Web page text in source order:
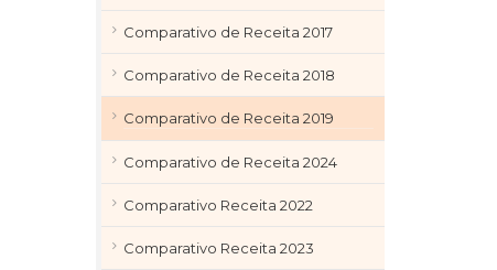
Comparativo de Receita 2017
Comparativo de Receita 2018
Comparativo de Receita 2019
Comparativo de Receita 2024
Comparativo Receita 2022
Comparativo Receita 2023